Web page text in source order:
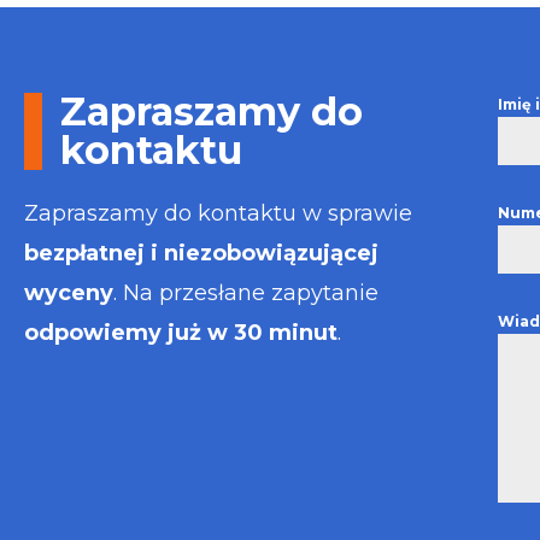
wystawiona
Zapraszamy do
kontaktu
Zapraszamy do kontaktu w sprawie
bezpłatnej i niezobowiązującej
wyceny. Na przesłane zapytanie
odpowiemy już w 30 minut.
Imię